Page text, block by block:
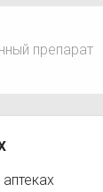
препарат
аптеках